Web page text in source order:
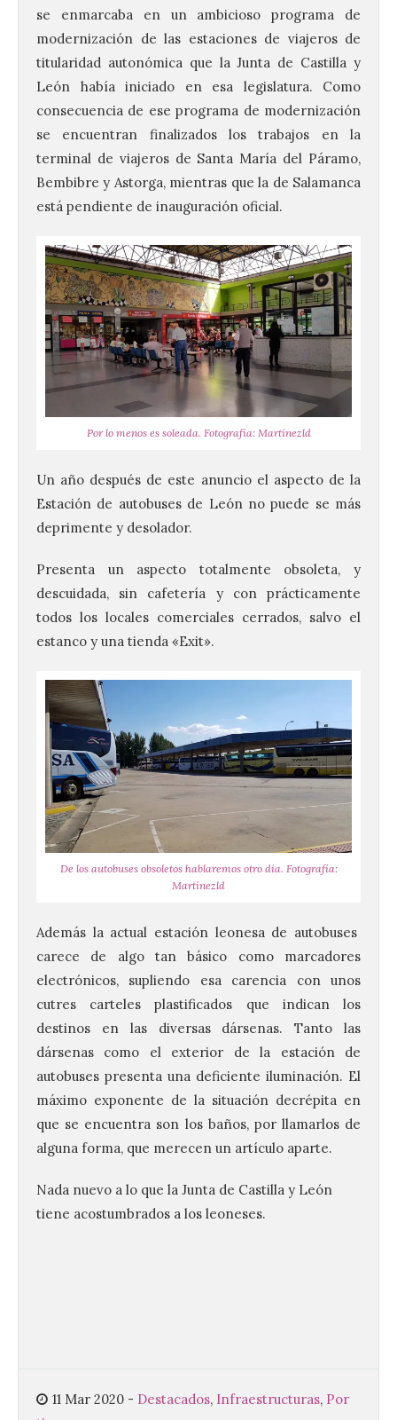
se enmarcaba en un ambicioso programa de
modernización de las estaciones de viajeros de
titularidad autonómica que la Junta de Castilla y
León había iniciado en esa legislatura. Como
consecuencia de ese programa de modernización
se encuentran finalizados los trabajos en la
terminal de viajeros de Santa María del Páramo,
Bembibre y Astorga, mientras que la de Salamanca
está pendiente de inauguración oficial.
Por lo menos es soleada. Fotografía: Martínezld
Un año después de este anuncio el aspecto de la
Estación de autobuses de León no puede se más
deprimente y desolador.
Presenta un aspecto totalmente obsoleta, y
descuidada, sin cafetería y con prácticamente
todos los locales comerciales cerrados, salvo el
estanco y una tienda «Exit».
De los autobuses obsoletos hablaremos otro día. Fotografía:
Martínezld
Además la actual estación leonesa de autobuses
carece de algo tan básico como marcadores
electrónicos, supliendo esa carencia con unos
cutres carteles plastificados que indican los
destinos en las diversas dársenas. Tanto las
dársenas como el exterior de la estación de
autobuses presenta una deficiente iluminación. El
máximo exponente de la situación decrépita en
que se encuentra son los baños, por llamarlos de
alguna forma, que merecen un artículo aparte.
Nada nuevo a lo que la Junta de Castilla y León
tiene acostumbrados a los leoneses.
11 Mar 2020 - Destacados, Infraestructuras, Por
La Comisión actualiza su
programa insignia de
prácticas Blue Book,
abriéndolo a titulados de
6 Ago 2026
Las solicitudes estarán
abiertas del 22 de julio al 4
Despega el primer avión
de Iberia con wifi de alta